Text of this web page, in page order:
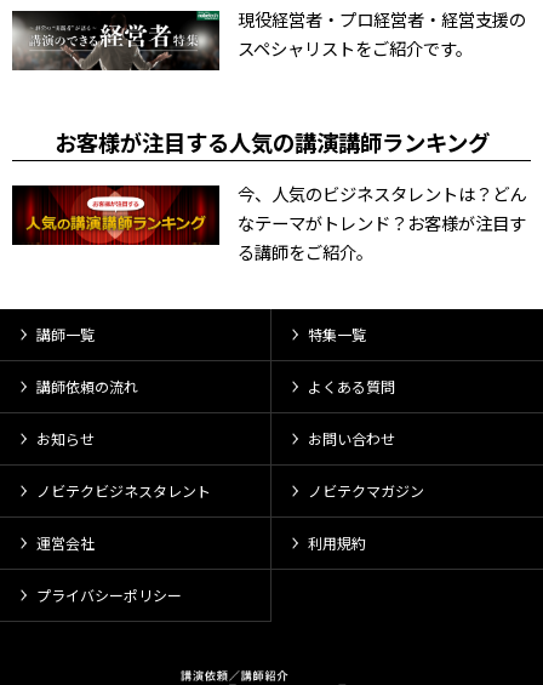
現役経営者・プロ経営者・経営支援の
スペシャリストをご紹介です。
お客様が注目する人気の講演講師ランキング
今、人気のビジネスタレントは？どん
なテーマがトレンド？お客様が注目す
る講師をご紹介。
講師一覧 特集一覧
講師依頼の流れ よくある質問
お知らせ お問い合わせ
ノビテクビジネスタレント ノビテクマガジン
運営会社 利用規約
プライバシーポリシー